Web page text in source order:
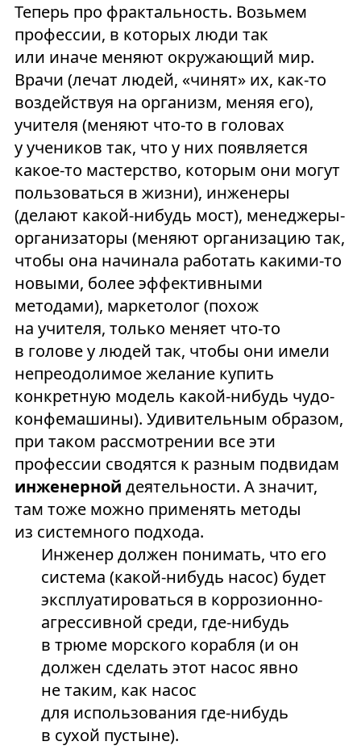
Теперь про фрактальность. Возьмем
профессии, в которых люди так
или иначе меняют окружающий мир.
Врачи (лечат людей, «чинят» их, как-то
воздействуя на организм, меняя его),
учителя (меняют что-то в головах
у учеников так, что у них появляется
какое-то мастерство, которым они могут
пользоваться в жизни), инженеры
(делают какой-нибудь мост), менеджеры-
организаторы (меняют организацию так,
чтобы она начинала работать какими-то
новыми, более эффективными
методами), маркетолог (похож
на учителя, только меняет что-то
в голове у людей так, чтобы они имели
непреодолимое желание купить
конкретную модель какой-нибудь чудо-
конфемашины). Удивительным образом,
при таком рассмотрении все эти
профессии сводятся к разным подвидам
инженерной деятельности. А значит,
там тоже можно применять методы
из системного подхода.
Инженер должен понимать, что его
система (какой-нибудь насос) будет
эксплуатироваться в коррозионно-
агрессивной среди, где-нибудь
в трюме морского корабля (и он
должен сделать этот насос явно
не таким, как насос
для использования где-нибудь
в сухой пустыне).